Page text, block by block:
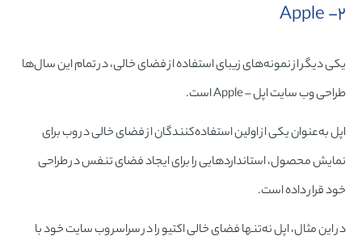
۲- Apple
یکی دیگر از نمونه‌های زیبای استفاده از فضای خالی، در تمام این سال‌ها
طراحی وب سایت اپل – Apple است.
اپل به‌عنوان یکی از اولین استفاده‌کنندگان از فضای خالی در وب برای
نمایش محصول، استانداردهایی را برای ایجاد فضای تنفس در طراحی
خود قرار داده است.
در این مثال، اپل نه‌تنها فضای خالی اکتیو را در سراسر وب سایت خود با